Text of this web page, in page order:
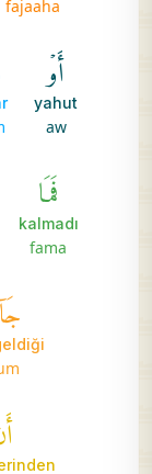
fajaaha
أَوۡ
yahut
aw
فَمَا
kalmadı
fama